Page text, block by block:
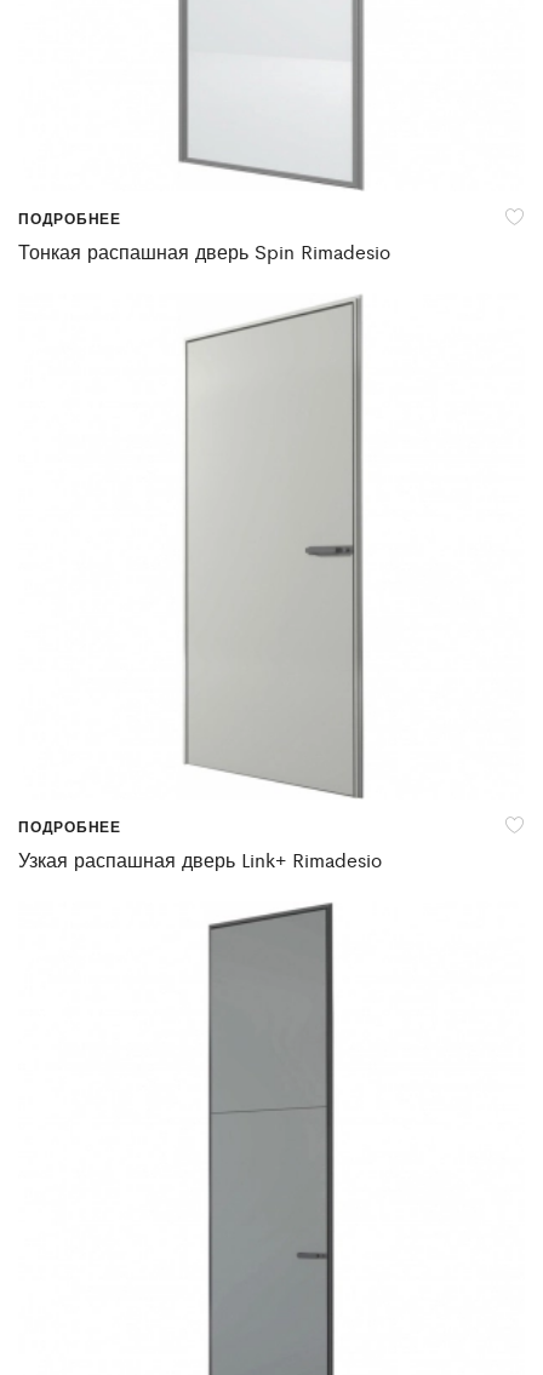
ПОДРОБНЕЕ
Тонкая распашная дверь Spin Rimadesio
ПОДРОБНЕЕ
Узкая распашная дверь Link+ Rimadesio